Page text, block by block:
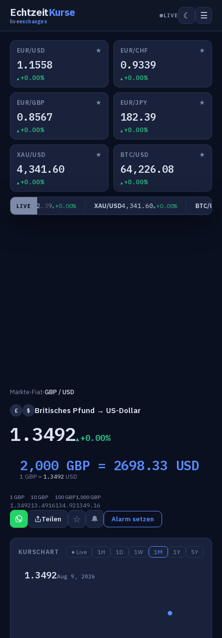
EchtzeitKurse
liveexchanges
LIVE ☾ ☰
EUR/USD ★
1.1558
+0.00%
EUR/CHF ★
0.9339
+0.00%
EUR/GBP ★
0.8567
+0.00%
EUR/JPY ★
182.39
+0.00%
XAU/USD ★
4,341.60
+0.00%
BTC/USD ★
64,226.08
+0.00%
LIVE
JPY182.39 +0.00% XAU/USD4,341.60 +0.00% BTC/USD
Märkte›Fiat›GBP / USD
£ $ Britisches Pfund → US-Dollar
1.3492 +0.00%
2,000 GBP = 2698.33 USD
1 GBP = 1.3492 USD
1 GBP
1.3492
10 GBP
13.4916
100 GBP
134.92
1,000 GBP
1349.16
Teilen ☆ 🔔 Alarm setzen
KURSCHART ● Live 1H 1D 1W 1M 1Y 5Y
1.3492Aug 9, 2026